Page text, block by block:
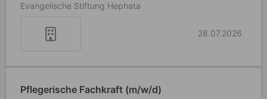
Evangelische Stiftung Hephata
28.07.2026
Pflegerische Fachkraft (m/w/d)